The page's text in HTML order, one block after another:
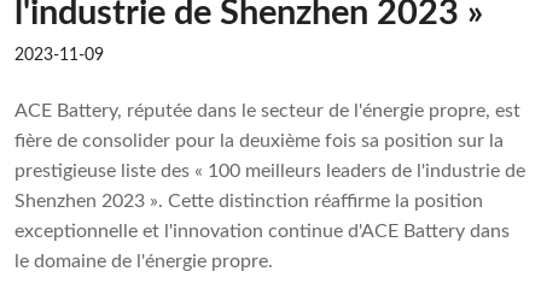
l'industrie de Shenzhen 2023 »
2023-11-09
ACE Battery, réputée dans le secteur de l'énergie propre, est
fière de consolider pour la deuxième fois sa position sur la
prestigieuse liste des « 100 meilleurs leaders de l'industrie de
Shenzhen 2023 ». Cette distinction réaffirme la position
exceptionnelle et l'innovation continue d'ACE Battery dans
le domaine de l'énergie propre.